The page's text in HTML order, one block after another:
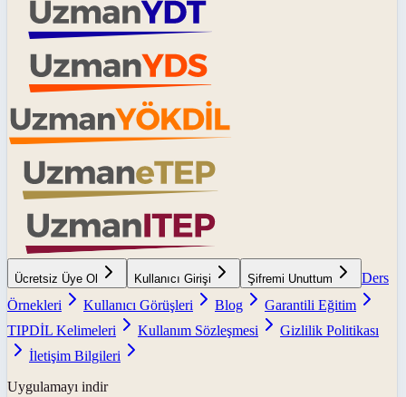
Ücretsiz Üye Ol Kullanıcı Girişi Şifremi Unuttum
Ders
Örnekleri
Kullanıcı Görüşleri Blog
Garantili Eğitim
TIPDİL Kelimeleri
Kullanım Sözleşmesi
Gizlilik Politikası
İletişim Bilgileri
Uygulamayı indir